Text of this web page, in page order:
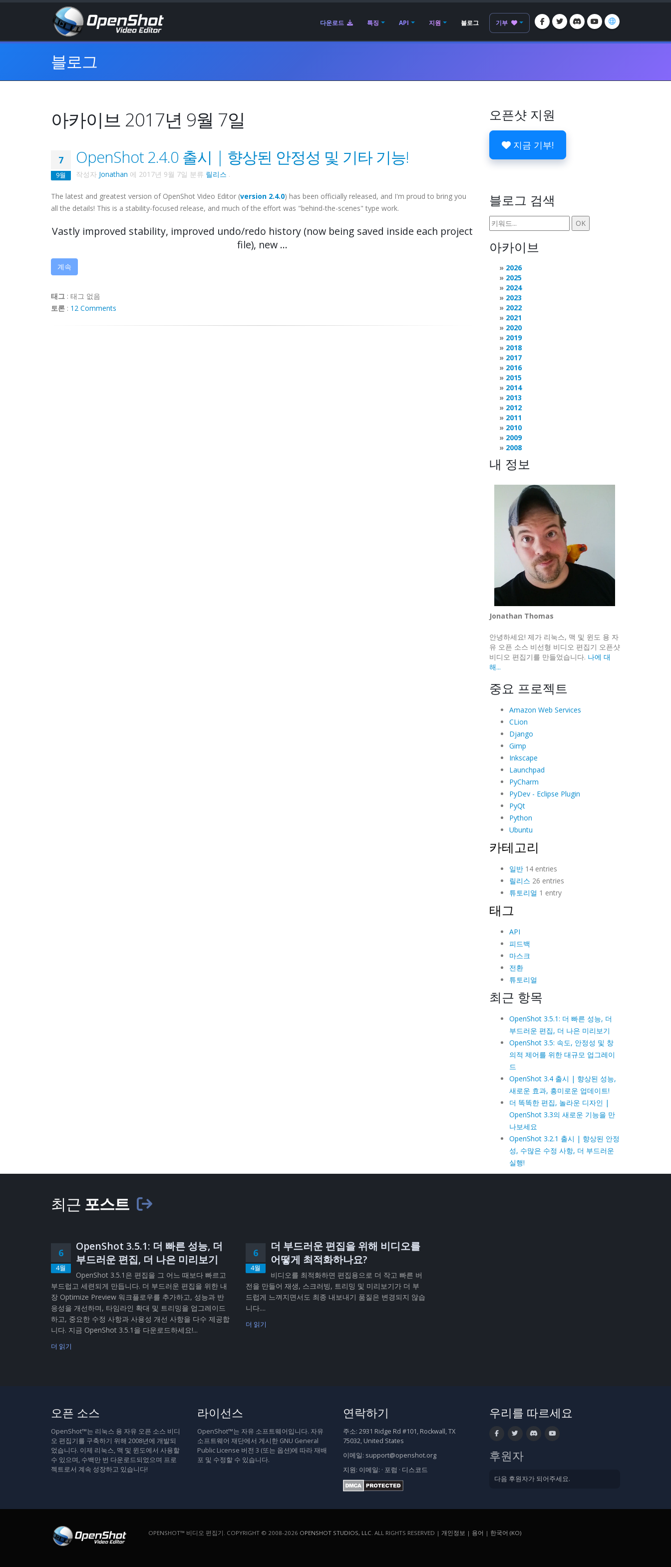
다운로드 특징 API 지원 블로그 기부
블로그
아카이브 2017년 9월 7일
7
9월
OpenShot 2.4.0 출시 | 향상된 안정성 및 기타 기능!
작성자 Jonathan 에 2017년 9월 7일 분류 릴리스 .
The latest and greatest version of OpenShot Video Editor (version 2.4.0) has been officially released, and I'm proud to bring you
all the details! This is a stability-focused release, and much of the effort was "behind-the-scenes" type work.
Vastly improved stability, improved undo/redo history (now being saved inside each project
file), new ...
계속
태그 : 태그 없음
토론 : 12 Comments
오픈샷 지원
지금 기부!
블로그 검색
아카이브
2026
2025
2024
2023
2022
2021
2020
2019
2018
2017
2016
2015
2014
2013
2012
2011
2010
2009
2008
내 정보
Jonathan Thomas
안녕하세요! 제가 리눅스, 맥 및 윈도 용 자
유 오픈 소스 비선형 비디오 편집기 오픈샷
비디오 편집기를 만들었습니다. 나에 대
해...
중요 프로젝트
Amazon Web Services
CLion
Django
Gimp
Inkscape
Launchpad
PyCharm
PyDev - Eclipse Plugin
PyQt
Python
Ubuntu
카테고리
일반14 entries
릴리스 26 entries
튜토리얼 1 entry
태그
API
피드백
마스크
전환
튜토리얼
최근 항목
OpenShot 3.5.1: 더 빠른 성능, 더
부드러운 편집, 더 나은 미리보기
OpenShot 3.5: 속도, 안정성 및 창
의적 제어를 위한 대규모 업그레이
드
OpenShot 3.4 출시 | 향상된 성능,
새로운 효과, 흥미로운 업데이트!
더 똑똑한 편집, 놀라운 디자인 |
OpenShot 3.3의 새로운 기능을 만
나보세요
OpenShot 3.2.1 출시 | 향상된 안정
성, 수많은 수정 사항, 더 부드러운
실행!
최근 포스트
6
4월
OpenShot 3.5.1: 더 빠른 성능, 더
부드러운 편집, 더 나은 미리보기
OpenShot 3.5.1은 편집을 그 어느 때보다 빠르고
부드럽고 세련되게 만듭니다. 더 부드러운 편집을 위한 내
장 Optimize Preview 워크플로우를 추가하고, 성능과 반
응성을 개선하며, 타임라인 확대 및 트리밍을 업그레이드
하고, 중요한 수정 사항과 사용성 개선 사항을 다수 제공합
니다. 지금 OpenShot 3.5.1을 다운로드하세요!...
더 읽기
6
4월
더 부드러운 편집을 위해 비디오를
어떻게 최적화하나요?
비디오를 최적화하면 편집용으로 더 작고 빠른 버
전을 만들어 재생, 스크러빙, 트리밍 및 미리보기가 더 부
드럽게 느껴지면서도 최종 내보내기 품질은 변경되지 않습
니다....
더 읽기
오픈 소스
OpenShot™는 리눅스 용 자유 오픈 소스 비디
오 편집기를 구축하기 위해 2008년에 개발되
었습니다. 이제 리눅스, 맥 및 윈도에서 사용할
수 있으며, 수백만 번 다운로드되었으며 프로
젝트로서 계속 성장하고 있습니다!
라이선스
OpenShot™는 자유 소프트웨어입니다. 자유
소프트웨어 재단에서 게시한 GNU General
Public License 버전 3 (또는 옵션)에 따라 재배
포 및 수정할 수 있습니다.
연락하기
주소: 2931 Ridge Rd #101, Rockwall, TX
75032, United States
이메일: support@openshot.org
지원: 이메일: · 포럼 · 디스코드
우리를 따르세요
후원자
다음 후원자가 되어주세요.
OPENSHOT™ 비디오 편집기. COPYRIGHT © 2008-2026 OPENSHOT STUDIOS, LLC. ALL RIGHTS RESERVED | 개인정보 | 용어 | 한국어 (KO)